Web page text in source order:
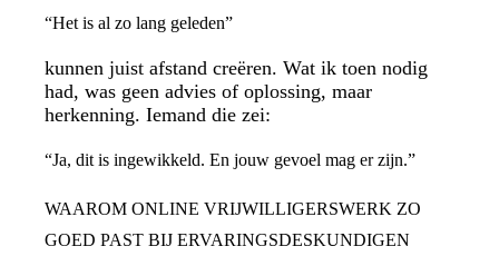
“Het is al zo lang geleden”
kunnen juist afstand creëren. Wat ik toen nodig
had, was geen advies of oplossing, maar
herkenning. Iemand die zei:
“Ja, dit is ingewikkeld. En jouw gevoel mag er zijn.”
WAAROM ONLINE VRIJWILLIGERSWERK ZO
GOED PAST BIJ ERVARINGSDESKUNDIGEN